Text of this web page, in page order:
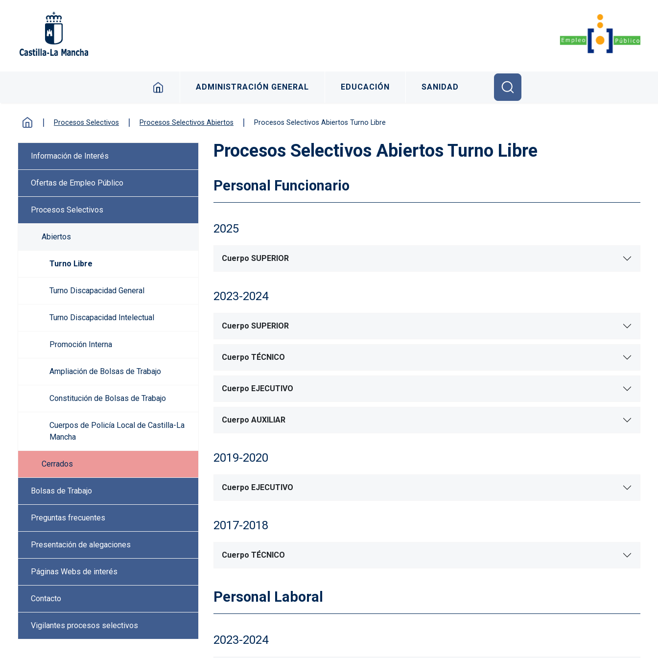
Navegación principal
ADMINISTRACIÓN GENERAL EDUCACIÓN SANIDAD
Procesos Selectivos Procesos Selectivos Abiertos Procesos Selectivos Abiertos Turno Libre
Menú lateral Procesos selectivos
Información de Interés
Ofertas de Empleo Público
Procesos Selectivos
Abiertos
Turno Libre
Turno Discapacidad General
Turno Discapacidad Intelectual
Promoción Interna
Ampliación de Bolsas de Trabajo
Constitución de Bolsas de Trabajo
Cuerpos de Policía Local de Castilla-La
Mancha
Cerrados
Bolsas de Trabajo
Preguntas frecuentes
Presentación de alegaciones
Páginas Webs de interés
Contacto
Vigilantes procesos selectivos
Procesos Selectivos Abiertos Turno Libre
Personal Funcionario
2025
Cuerpo SUPERIOR
2023-2024
Cuerpo SUPERIOR
Cuerpo TÉCNICO
Cuerpo EJECUTIVO
Cuerpo AUXILIAR
2019-2020
Cuerpo EJECUTIVO
2017-2018
Cuerpo TÉCNICO
Personal Laboral
2023-2024